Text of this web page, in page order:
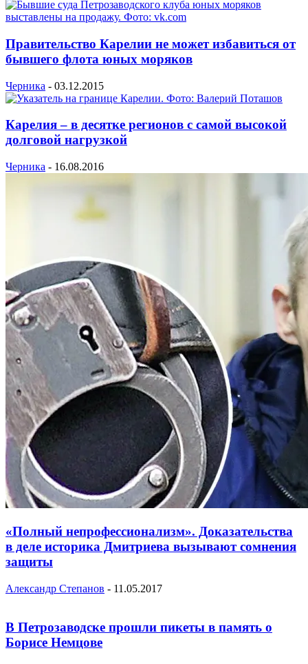
Правительство Карелии не может избавиться от
бывшего флота юных моряков
Черника - 03.12.2015
Карелия – в десятке регионов с самой высокой
долговой нагрузкой
Черника - 16.08.2016
«Полный непрофессионализм». Доказательства
в деле историка Дмитриева вызывают сомнения
защиты
Александр Степанов - 11.05.2017
В Петрозаводске прошли пикеты в память о
Борисе Немцове